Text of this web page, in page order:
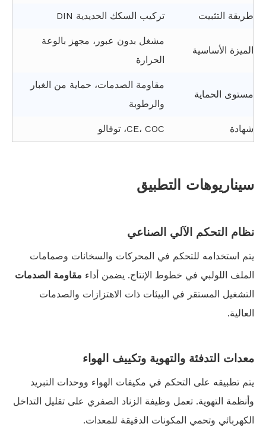
طريقة التثبيت تركيب السكك الحديدية DIN
الميزة الأساسية
مشغل بدون عبور، مجهز بالوعة
الحرارة
مستوى الحماية
مقاومة الصدمات، حماية من الغبار
والرطوبة
شهادة CE، COC، توفالو
سيناريوهات التطبيق
نظام التحكم الآلي الصناعي
يتم استخدامه للتحكم في المحركات والسخانات وصمامات
الملف اللولبي في خطوط الإنتاج. يضمن أداء مقاومة الصدمات
التشغيل المستقر في البيئات ذات الاهتزازات والصدمات
العالية.
معدات التدفئة والتهوية وتكييف الهواء
يتم تطبيقه على التحكم في مكيفات الهواء ووحدات التبريد
وأنظمة التهوية. تعمل وظيفة الزناد الصفري على تقليل التداخل
الكهربائي وتحمي المكونات الدقيقة للمعدات.